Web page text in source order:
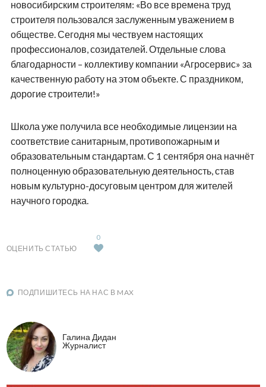
новосибирским строителям: «Во все времена труд
строителя пользовался заслуженным уважением в
обществе. Сегодня мы чествуем настоящих
профессионалов, созидателей. Отдельные слова
благодарности – коллективу компании «Агросервис» за
качественную работу на этом объекте. С праздником,
дорогие строители!»
Школа уже получила все необходимые лицензии на
соответствие санитарным, противопожарным и
образовательным стандартам. С 1 сентября она начнёт
полноценную образовательную деятельность, став
новым культурно-досуговым центром для жителей
научного городка.
ОЦЕНИТЬ СТАТЬЮ
0
ПОДПИШИТЕСЬ НА НАС В MAX
Галина Дидан
Журналист